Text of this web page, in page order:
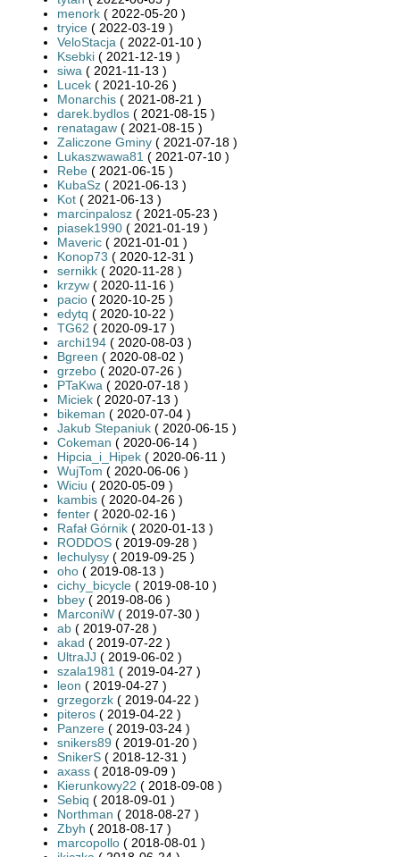
menork ( 2022-05-20 )
tryice ( 2022-03-19 )
VeloStacja ( 2022-01-10 )
Ksebki ( 2021-12-19 )
siwa ( 2021-11-13 )
Lucek ( 2021-10-26 )
Monarchis ( 2021-08-21 )
darek.bydlos ( 2021-08-15 )
renatagaw ( 2021-08-15 )
Zaliczone Gminy ( 2021-07-18 )
Lukaszwawa81 ( 2021-07-10 )
Rebe ( 2021-06-15 )
KubaSz ( 2021-06-13 )
Kot ( 2021-06-13 )
marcinpalosz ( 2021-05-23 )
piasek1990 ( 2021-01-19 )
Maveric ( 2021-01-01 )
Konop73 ( 2020-12-31 )
sernikk ( 2020-11-28 )
krzyw ( 2020-11-16 )
pacio ( 2020-10-25 )
edytq ( 2020-10-22 )
TG62 ( 2020-09-17 )
archi194 ( 2020-08-03 )
Bgreen ( 2020-08-02 )
grzebo ( 2020-07-26 )
PTaKwa ( 2020-07-18 )
Miciek ( 2020-07-13 )
bikeman ( 2020-07-04 )
Jakub Stepaniuk ( 2020-06-15 )
Cokeman ( 2020-06-14 )
Hipcia_i_Hipek ( 2020-06-11 )
WujTom ( 2020-06-06 )
Wiciu ( 2020-05-09 )
kambis ( 2020-04-26 )
fenter ( 2020-02-16 )
Rafał Górnik ( 2020-01-13 )
RODDOS ( 2019-09-28 )
lechulysy ( 2019-09-25 )
oho ( 2019-08-13 )
cichy_bicycle ( 2019-08-10 )
bbey ( 2019-08-06 )
MarconiW ( 2019-07-30 )
ab ( 2019-07-28 )
akad ( 2019-07-22 )
UltraJJ ( 2019-06-02 )
szala1981 ( 2019-04-27 )
leon ( 2019-04-27 )
grzegorzk ( 2019-04-22 )
piteros ( 2019-04-22 )
Panzere ( 2019-03-24 )
snikers89 ( 2019-01-20 )
SnikerS ( 2018-12-31 )
axass ( 2018-09-09 )
Kierunkowy22 ( 2018-09-08 )
Sebiq ( 2018-09-01 )
Northman ( 2018-08-27 )
Zbyh ( 2018-08-17 )
marcopollo ( 2018-08-01 )